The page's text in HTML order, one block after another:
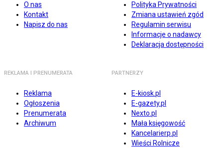
O nas
Kontakt
Napisz do nas
Polityka Prywatności
Zmiana ustawień zgód
Regulamin serwisu
Informacje o nadawcy
Deklaracja dostępności
REKLAMA I PRENUMERATA
Reklama
Ogłoszenia
Prenumerata
Archiwum
PARTNERZY
E-kiosk.pl
E-gazety.pl
Nexto.pl
Mała księgowość
Kancelarierp.pl
Wieści Rolnicze